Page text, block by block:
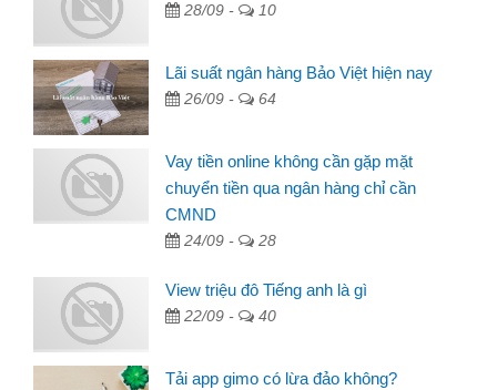
28/09 - 10
Lãi suất ngân hàng Bảo Việt hiện nay
26/09 - 64
Vay tiền online không cần gặp mặt
chuyển tiền qua ngân hàng chỉ cần
CMND
24/09 - 28
View triệu đô Tiếng anh là gì
22/09 - 40
Tải app gimo có lừa đảo không?